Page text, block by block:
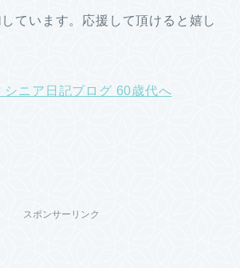
ています。応援して頂けると嬉し
スポンサーリンク